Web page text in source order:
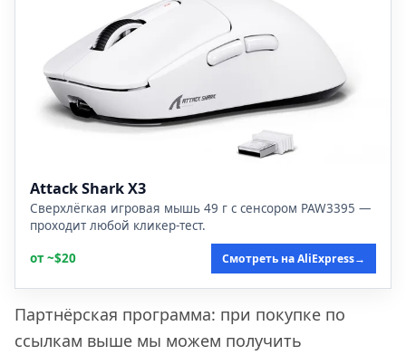
Attack Shark X3
Сверхлёгкая игровая мышь 49 г с сенсором PAW3395 —
проходит любой кликер-тест.
от ~$20
Смотреть на AliExpress→
Партнёрская программа: при покупке по
ссылкам выше мы можем получить